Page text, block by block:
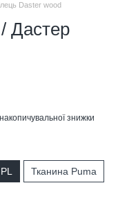
Daster wood
Дастер
знижки
Тканина Puma